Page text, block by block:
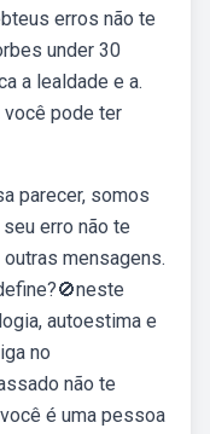
erros não te
under 30
a lealdade e a.
você pode ter
parecer, somos
erro não te
mensagens.
autoestima e
no
não te
é uma pessoa